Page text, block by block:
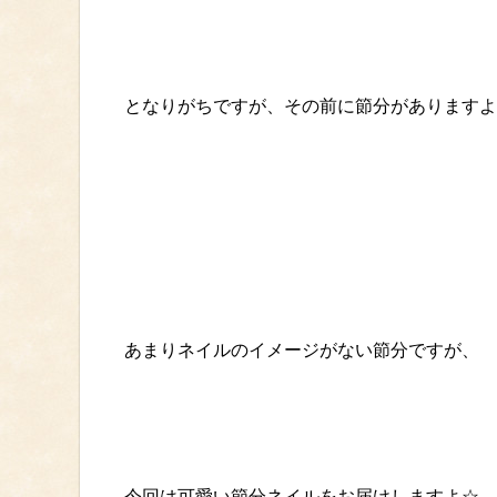
となりがちですが、その前に節分があります
あまりネイルのイメージがない節分ですが、